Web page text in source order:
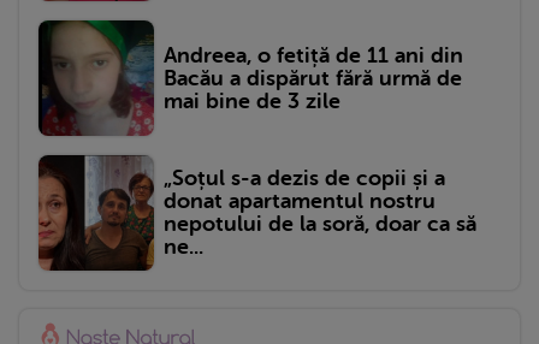
Andreea, o fetiță de 11 ani din
Bacău a dispărut fără urmă de
mai bine de 3 zile
„Soțul s-a dezis de copii și a
donat apartamentul nostru
nepotului de la soră, doar ca să
ne...